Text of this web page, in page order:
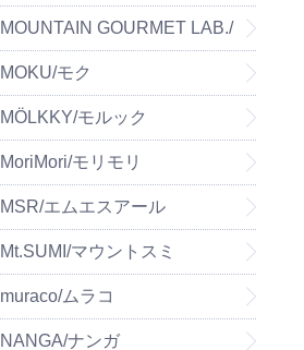
MOUNTAIN GOURMET LAB./
マウンテングルメラボ
MOKU/モク
MÖLKKY/モルック
MoriMori/モリモリ
MSR/エムエスアール
Mt.SUMI/マウントスミ
muraco/ムラコ
NANGA/ナンガ